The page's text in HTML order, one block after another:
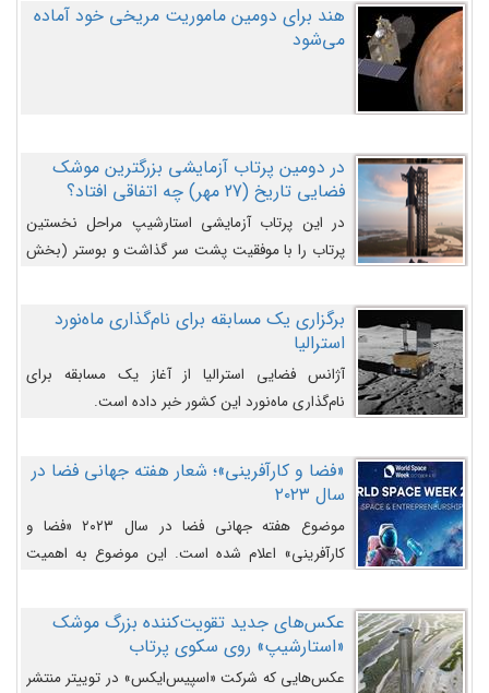
هند برای دومین ماموریت مریخی خود آماده
می‌شود
در دومین پرتاب آزمایشی بزرگترین موشک
فضایی تاریخ (27 مهر‌) چه اتفاقی افتاد؟
در این پرتاب آزمایشی استارشیپ مراحل نخستین
پرتاب را با موفقیت پشت سر گذاشت و بوستر (بخش
را وارد مسیر از پیش تعیین‌شده کند و سپس با یک
مکانیزم جدید با موفقیت از آن جدا شود. ‌
برگزاری یک مسابقه برای نام‌گذاری ماه‌نورد
استرالیا
آژانس فضایی استرالیا از آغاز یک مسابقه برای
نام‌گذاری ماه‌نورد این کشور خبر داده است.
«فضا و کارآفرینی»؛ شعار هفته جهانی فضا در
سال ۲۰۲۳
موضوع هفته جهانی فضا در سال ۲۰۲۳ «فضا و
کارآفرینی» اعلام شده است. این موضوع به اهمیت
روزافزون کارآفرینی در حوزه فضایی و مزایای جدیدی که
کارآفرینان این حوزه ایجاد می‌کنند، می‌پردازد.
عکس‌های جدید تقویت‌کننده بزرگ موشک
«استارشیپ» روی سکوی پرتاب
عکس‌هایی که شرکت «اسپیس‌ایکس» در توییتر منتشر